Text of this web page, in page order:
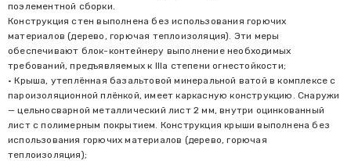
поэлементной сборки.
Конструкция стен выполнена без использования горючих
материалов (дерево, горючая теплоизоляция). Эти меры
обеспечивают блок-контейнеру выполнение необходимых
требований, предъявляемых к IIIa степени огнестойкости;
• Крыша, утеплённая базальтовой минеральной ватой в комплексе с
пароизоляционной плёнкой, имеет каркасную конструкцию. Снаружи
— цельносварной металлический лист 2 мм, внутри оцинкованный
лист с полимерным покрытием. Конструкция крыши выполнена без
использования горючих материалов (дерево, горючая
теплоизоляция);